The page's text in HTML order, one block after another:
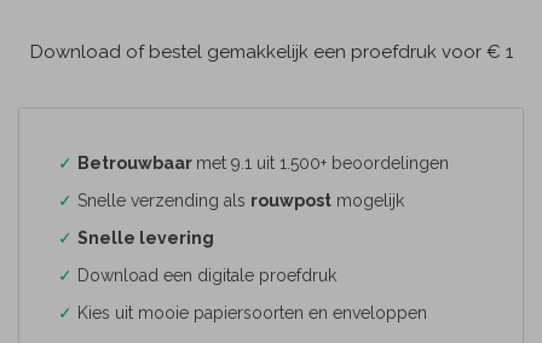
Download of bestel gemakkelijk een proefdruk voor € 1
✓ Betrouwbaar met 9.1 uit 1.500+ beoordelingen
✓ Snelle verzending als rouwpost mogelijk
✓ Snelle levering
✓ Download een digitale proefdruk
✓ Kies uit mooie papiersoorten en enveloppen